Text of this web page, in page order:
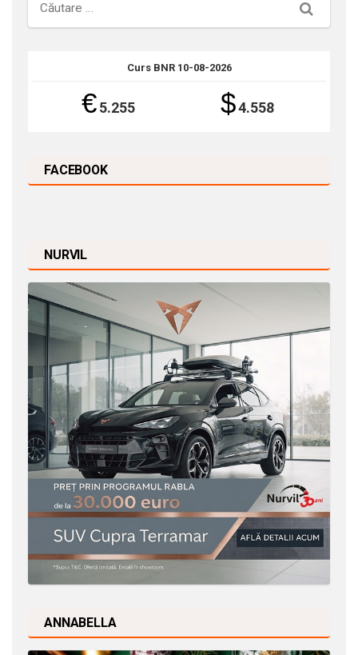
Căutare
Curs BNR 10-08-2026
€5.255 $4.558
FACEBOOK
NURVIL
ANNABELLA